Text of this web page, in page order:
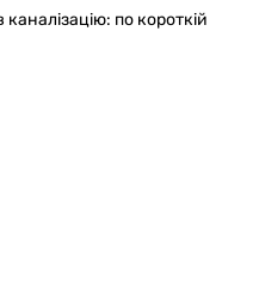
по короткій